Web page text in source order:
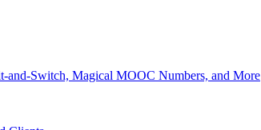
Switch, Magical MOOC Numbers, and More